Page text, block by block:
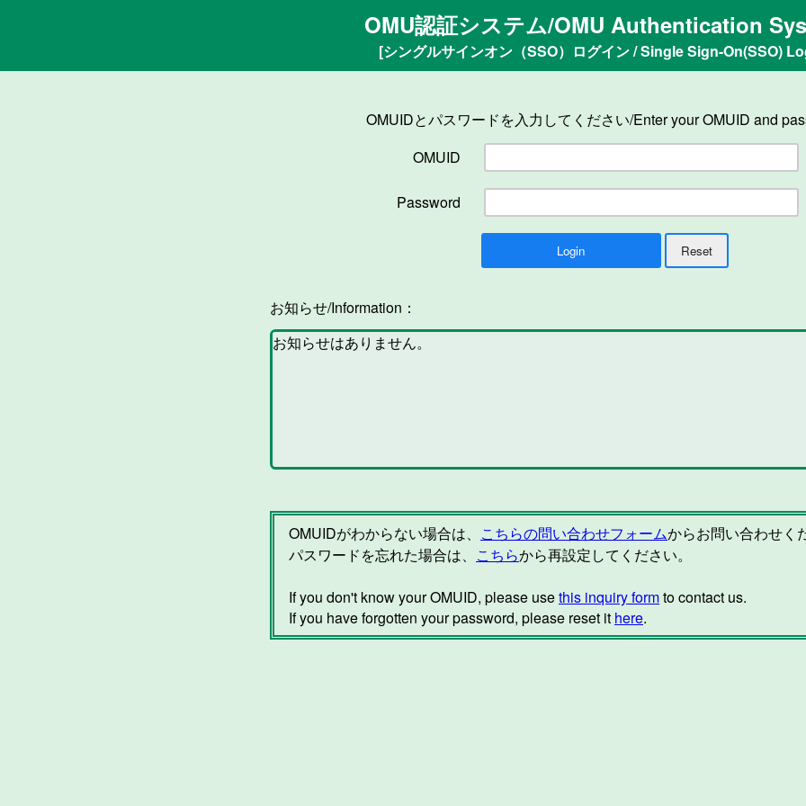
OMU認証システム/OMU Authentication
[シングルサインオン（SSO）ログイン / Single Sign-On(SSO)
OMUIDとパスワードを入力してください/Enter your OMUID and
OMUID
Password
お知らせ/Information：
OMUIDがわからない場合は、 こちらの問い合わせフォームからお問い合わせく
パスワードを忘れた場合は、 こちらから再設定してください。
If you don't know your OMUID, please usethis inquiry formto contact us.
If you have forgotten your password, please reset it here.